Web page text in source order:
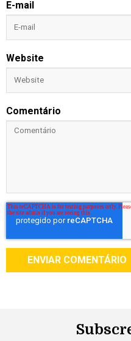
E-mail
Website
Comentário